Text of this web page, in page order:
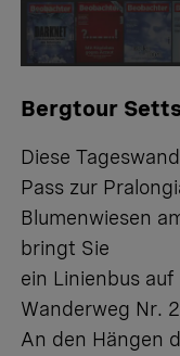
Bergtour
Diese
Pass zur
Blumenwiesen
bringt Sie
ein Linienbus
Wanderweg Nr.
An den Hängen